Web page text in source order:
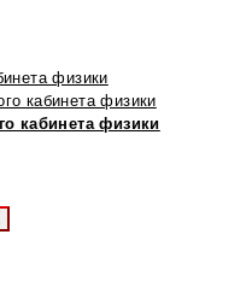
кабинета физики